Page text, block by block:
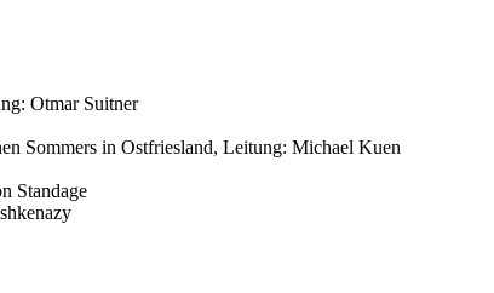
Otmar Suitner
Sommers in Ostfriesland, Leitung: Michael Kuen
Standage